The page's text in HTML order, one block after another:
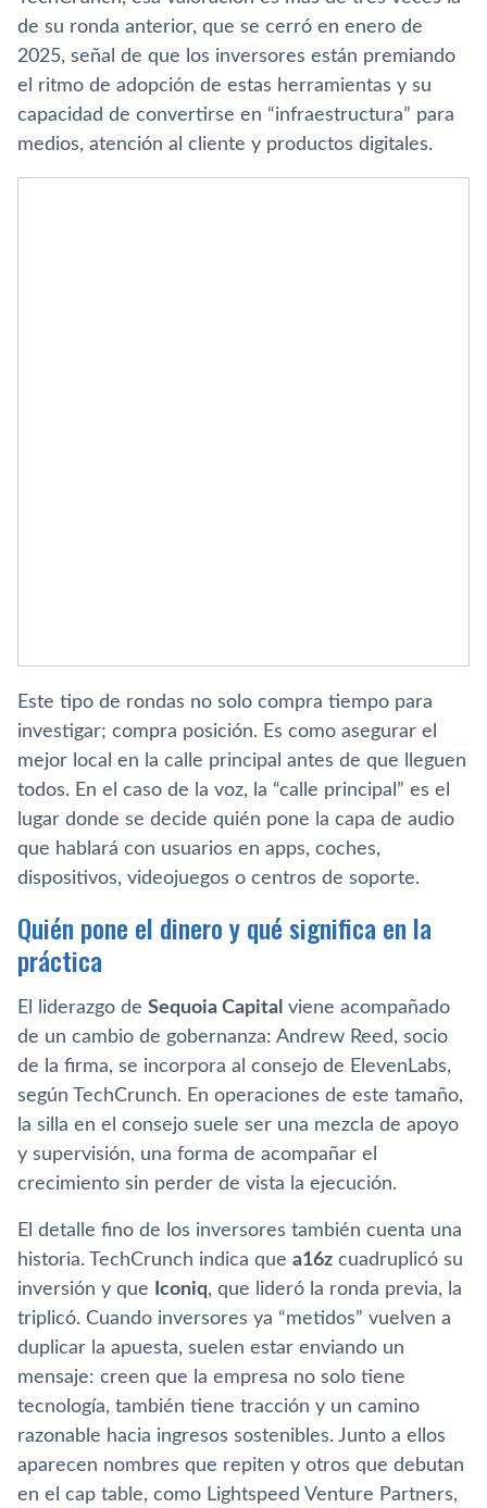
de su ronda anterior, que se cerró en enero de
2025, señal de que los inversores están premiando
el ritmo de adopción de estas herramientas y su
capacidad de convertirse en “infraestructura” para
medios, atención al cliente y productos digitales.
Este tipo de rondas no solo compra tiempo para
investigar; compra posición. Es como asegurar el
mejor local en la calle principal antes de que lleguen
todos. En el caso de la voz, la “calle principal” es el
lugar donde se decide quién pone la capa de audio
que hablará con usuarios en apps, coches,
dispositivos, videojuegos o centros de soporte.
Quién pone el dinero y qué significa en la
práctica
El liderazgo de Sequoia Capital viene acompañado
de un cambio de gobernanza: Andrew Reed, socio
de la firma, se incorpora al consejo de ElevenLabs,
según TechCrunch. En operaciones de este tamaño,
la silla en el consejo suele ser una mezcla de apoyo
y supervisión, una forma de acompañar el
crecimiento sin perder de vista la ejecución.
El detalle fino de los inversores también cuenta una
historia. TechCrunch indica que a16z cuadruplicó su
inversión y que
Iconiq, que lideró la ronda previa, la
triplicó. Cuando inversores ya “metidos” vuelven a
duplicar la apuesta, suelen estar enviando un
mensaje: creen que la empresa no solo tiene
tecnología, también tiene tracción y un camino
razonable hacia ingresos sostenibles. Junto a ellos
aparecen nombres que repiten y otros que debutan
en el cap table, como Lightspeed Venture Partners,